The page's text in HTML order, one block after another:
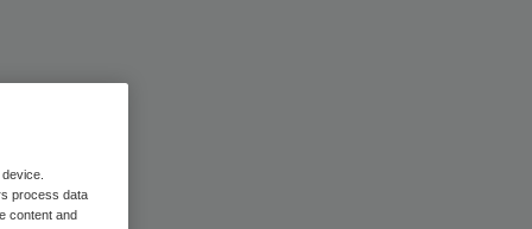
process data
content and